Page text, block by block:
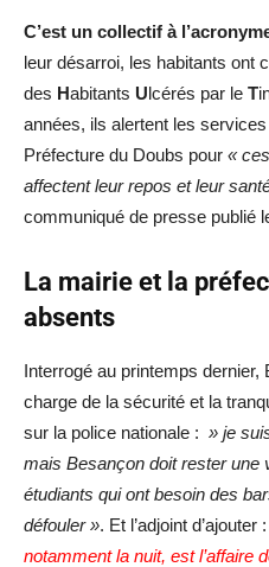
C’est un collectif à
leur désarroi, les habitants ont
des Habitants Ulcérés par le T
années, ils alertent les
Préfecture du Doubs pour «
affectent leur repos et leur
communiqué de presse publié
La mairie et la
absents
Interrogé au printemps dernier,
charge de la sécurité et la
sur la police nationale : » je
mais Besançon doit rester une
étudiants qui ont besoin des
défouler ». Et l’adjoint d’ajouter :
notamment la nuit, est l’affaire